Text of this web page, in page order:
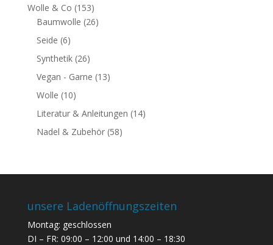
Wolle & Co (153)
Baumwolle (26)
Seide (6)
Synthetik (26)
Vegan - Garne (13)
Wolle (10)
Literatur & Anleitungen (14)
Nadel & Zubehör (58)
unsere Ladenöffnungszeiten
Montag: geschlossen
DI – FR: 09:00 – 12:00 und 14:00 – 18:30